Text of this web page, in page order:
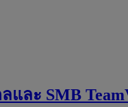
และ SMB